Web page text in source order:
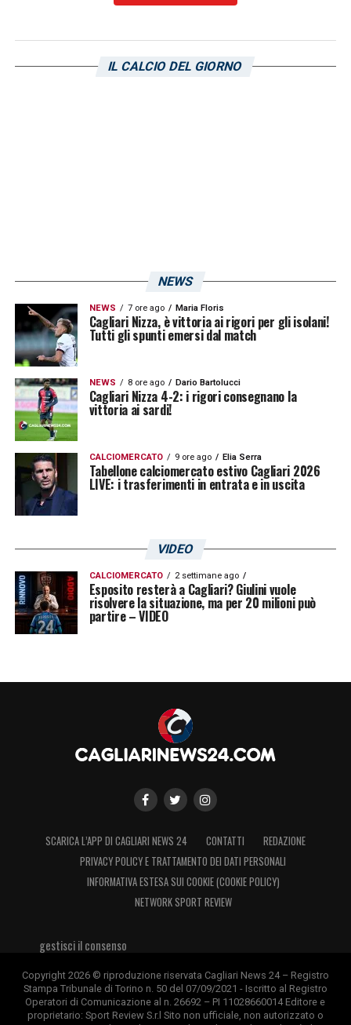
IL CALCIO DEL GIORNO
NEWS
NEWS 7 ore ago Maria Floris
Cagliari Nizza, è vittoria ai rigori per gli isolani!
Tutti gli spunti emersi dal match
NEWS 8 ore ago Dario Bartolucci
Cagliari Nizza 4-2: i rigori consegnano la
vittoria ai sardi!
CALCIOMERCATO 9 ore ago Elia Serra
Tabellone calciomercato estivo Cagliari 2026
LIVE: i trasferimenti in entrata e in uscita
VIDEO
CALCIOMERCATO 2 settimane ago
Esposito resterà a Cagliari? Giulini vuole
risolvere la situazione, ma per 20 milioni può
partire – VIDEO
SCARICA L’APP DI CAGLIARI NEWS 24 CONTATTI
REDAZIONE
PRIVACY POLICY E TRATTAMENTO DEI DATI PERSONALI
INFORMATIVA ESTESA SUI COOKIE (COOKIE POLICY)
NETWORK SPORT REVIEW
gestisci il consenso
Copyright 2026 © riproduzione riservata Cagliari News 24 – Registro
Stampa Tribunale di Torino n. 50 del 07/09/2021 - Iscritto al Registro
Operatori di Comunicazione al n. 26692 – PI 11028660014 Editore e
proprietario: Sport Review S.r.l Sito non ufficiale, non autorizzato o